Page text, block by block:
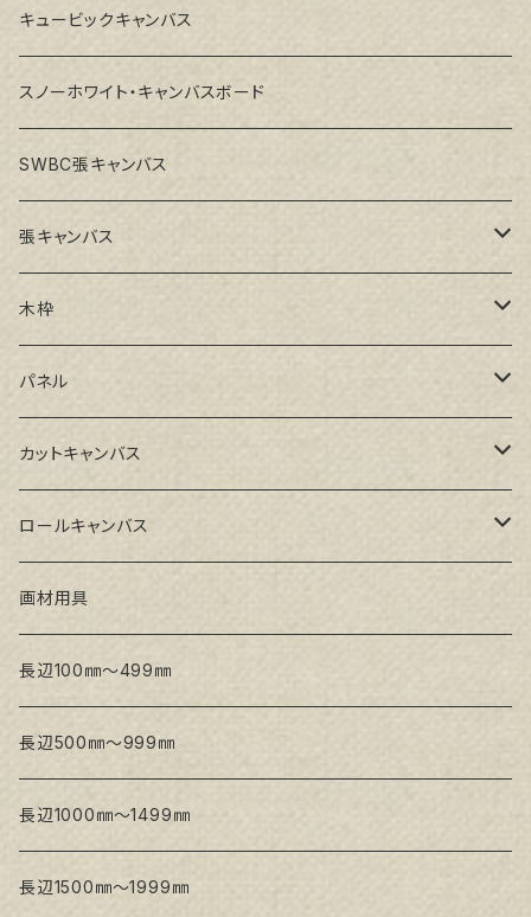
キュービックキャンバス
スノーホワイト・キャンバスボード
SWBC張キャンバス
張キャンバス
GAERA F(中細目)
GAERA BA(中荒目)
GAERA GLC(中目)
トークロ イエロー(中目)
トークロ 赤SP(中目)
Snow White SPC(中目)
木枠
ルーブル米杉木枠
Paulo木枠
パネル
ラワンパネル
シナパネル
カットキャンバス
GAERA F(中細目)
GAERA BA(中荒目)
Snow White SPC(中目)
Snow White SLA(中目)
ロールキャンバス
GAERA F(中細目) / BA(中荒目)
Snow White SLA(中目)
Snow White SLH(中太目)
Snow White SPC(中目)
トークロ イエロー
画材用具
長辺100㎜～499㎜
長辺500㎜～999㎜
長辺1000㎜～1499㎜
長辺1500㎜～1999㎜